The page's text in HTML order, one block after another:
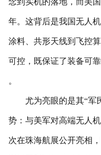
年。这背后是我国无人
涂料、共形天线到飞控
可控，既保证了装备可
。
尤为亮眼的是其“军
势：与美军对高端无人
次在珠海航展公开亮相